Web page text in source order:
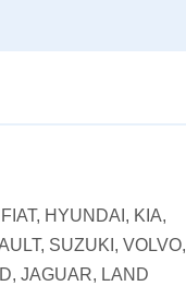
HYUNDAI, KIA,
SUZUKI, VOLVO,
JAGUAR, LAND